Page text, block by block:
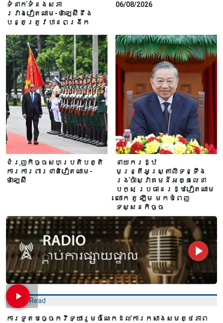
ទំនាក់ទំនងសភា
រវាងវៀតណាម-ម៉ាឡេស៊ីនឹង
បន្តត្រូវបានពង្រីក
06/08/2026
ជំរុញកិច្ចសហប្រតិបត្តិ
ការការពារជាតិវៀតណាម-
ម៉ាឡេស៊ី
នាយករដ្ឋ
មន្ត្រីអូស្ត្រាលីទន្ទឹង
រង់ចាំស្វាគមន៍អគ្គលេខា
បក្ស ប្រធានរដ្ឋវៀតណាម
លោក តូ ឡឹម មកបំពេញ
ទស្សនកិច្ច
Most Read
ការទូតបច្ចេកវិទ្យារួមចំណែកដល់ការកសាងសមត្ថភាព